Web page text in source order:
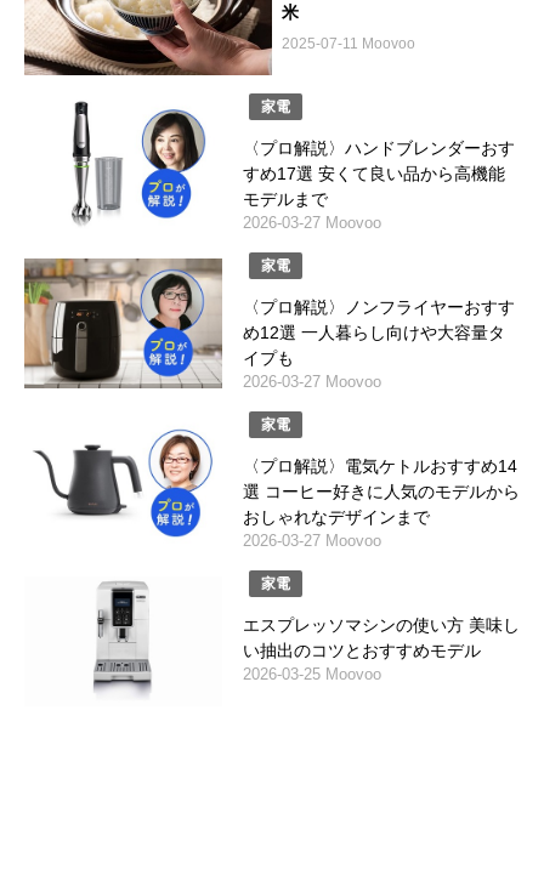
米
2025-07-11 Moovoo
家電
〈プロ解説〉ハンドブレンダーおす
すめ17選 安くて良い品から高機能
モデルまで
2026-03-27 Moovoo
家電
〈プロ解説〉ノンフライヤーおすす
め12選 一人暮らし向けや大容量タ
イプも
2026-03-27 Moovoo
家電
〈プロ解説〉電気ケトルおすすめ14
選 コーヒー好きに人気のモデルから
おしゃれなデザインまで
2026-03-27 Moovoo
家電
エスプレッソマシンの使い方 美味し
い抽出のコツとおすすめモデル
2026-03-25 Moovoo